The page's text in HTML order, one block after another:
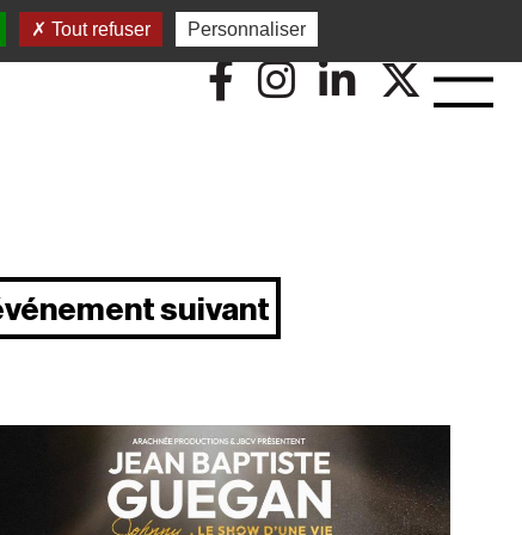
suivant
Tout refuser Personnaliser